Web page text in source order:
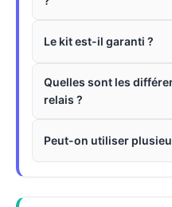
Le kit est-il garanti ?
Quelles sont les
relais ?
Peut-on utiliser